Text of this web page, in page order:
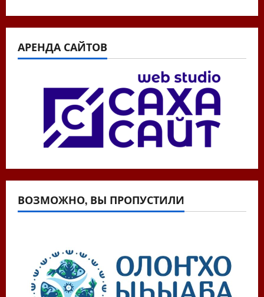
АРЕНДА САЙТОВ
ВОЗМОЖНО, ВЫ ПРОПУСТИЛИ